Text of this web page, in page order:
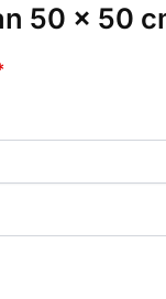
50 x 50